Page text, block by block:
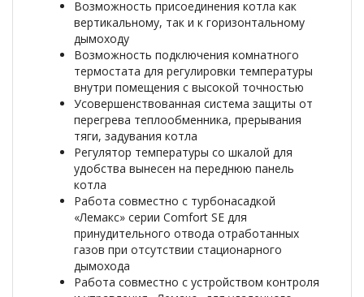
Возможность присоединения котла как
вертикальному, так и к горизонтальному
дымоходу
Возможность подключения комнатного
термостата для регулировки температуры
внутри помещения с высокой точностью
Усовершенствованная система защиты от
перегрева теплообменника, прерывания
тяги, задувания котла
Регулятор температуры со шкалой для
удобства вынесен на переднюю панель
котла
Работа совместно с турбонасадкой
«Лемакс» серии Comfort SE для
принудительного отвода отработанных
газов при отсутствии стационарного
дымохода
Работа совместно с устройством контроля